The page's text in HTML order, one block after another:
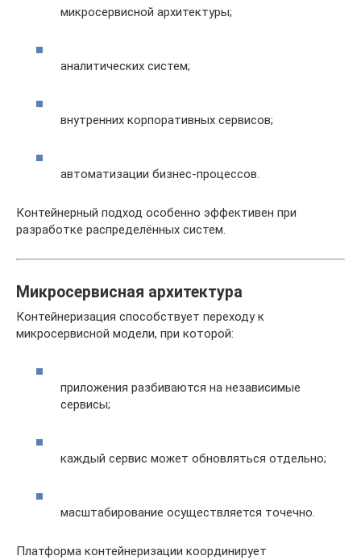
микросервисной архитектуры;
аналитических систем;
внутренних корпоративных сервисов;
автоматизации бизнес-процессов.
Контейнерный подход особенно эффективен при
разработке распределённых систем.
Микросервисная архитектура
Контейнеризация способствует переходу к
микросервисной модели, при которой:
приложения разбиваются на независимые
сервисы;
каждый сервис может обновляться отдельно;
масштабирование осуществляется точечно.
Платформа контейнеризации координирует